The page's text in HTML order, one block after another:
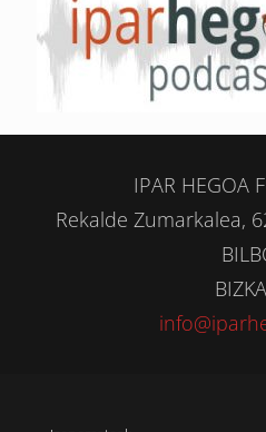
IPAR HEGOA
Rekalde Zumarkalea,